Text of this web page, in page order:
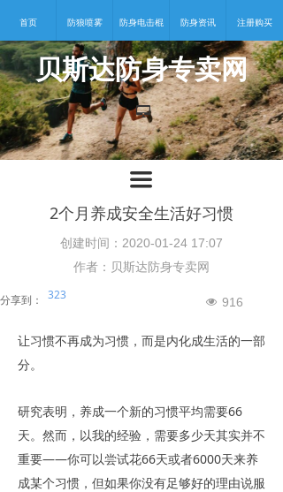
贝斯达防身专卖网
首页 防狼喷雾 防身电击棍 防身资讯 注册购买
넡
2个月养成安全生活好习惯
让习惯不再成为习惯，而是内化成生活的一部
分。
研究表明，养成一个新的习惯平均需要66
天。然而，以我的经验，需要多少天其实并不
重要——你可以尝试花66天或者6000天来养
成某个习惯，但如果你没有足够好的理由说服
넶 916
分享到： 323
创建时间： 2020-01-24 17:07
作者：贝斯达防身专卖网
끀